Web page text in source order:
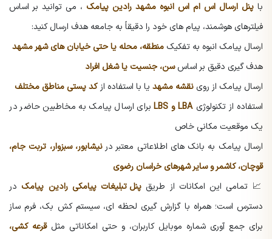
با پنل ارسال اس ام اس انبوه مشهد رادین پیامک ، می توانید بر اساس
فیلترهای هوشمند، پیام های خود را دقیقاً به جامعه هدف ارسال کنید:
ارسال پیامک انبوه به تفکیک منطقه، محله یا حتی خیابان های شهر مشهد
هدف گیری دقیق بر اساسسن، جنسیت یا شغل افراد
ارسال پیامک از روی نقشه مشهد یا با استفاده از کد پستی مناطق مختلف
استفاده از تکنولوژیLBA و LBS
برای ارسال پیامک به مخاطبین حاضر در
یک موقعیت مکانی خاص
ارسال پیامک به بانک های اطلاعاتی معتبر درنیشابور، سبزوار، تربت جام،
قوچان، کاشمر و سایر شهرهای خراسان رضوی
📈 تمامی این امکانات از طریق پنل تبلیغات پیامکی رادین پیامک در
دسترس است؛ همراه با گزارش گیری لحظه ای، سیستم کش بک، فرم ساز
برای جمع آوری شماره موبایل کاربران، و حتی امکاناتی مثلقرعه کشی،